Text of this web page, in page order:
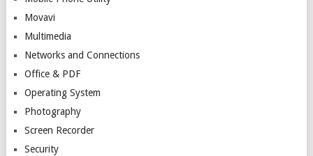
Movavi
Multimedia
Networks and Connections
Office & PDF
Operating System
Photography
Screen Recorder
Security